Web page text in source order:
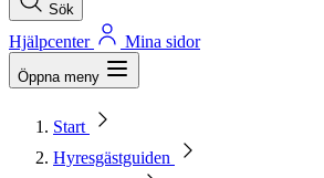
Sök
Hjälpcenter Mina sidor
Öppna meny
Start
Hyresgästguiden